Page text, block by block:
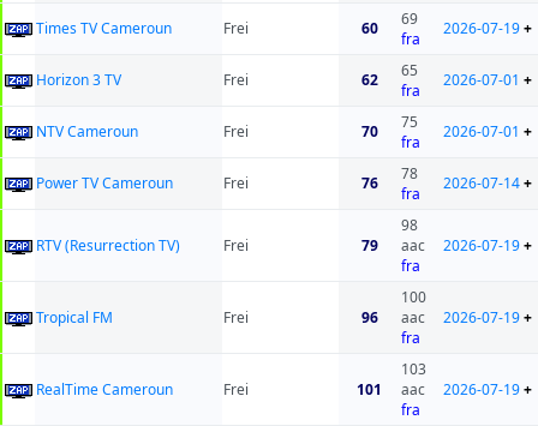
Times TV Cameroun Frei 60
69
fra
2026-07-19+
Horizon 3 TV Frei 62
65
fra
2026-07-01 +
NTV Cameroun Frei 70
75
fra
2026-07-01 +
Power TV Cameroun Frei 76
78
fra
2026-07-14+
RTV (Resurrection TV) Frei 79
98
aac
fra
2026-07-19+
Tropical FM Frei 96
100
aac
fra
2026-07-19+
RealTime Cameroun Frei 101
103
aac
fra
2026-07-19+